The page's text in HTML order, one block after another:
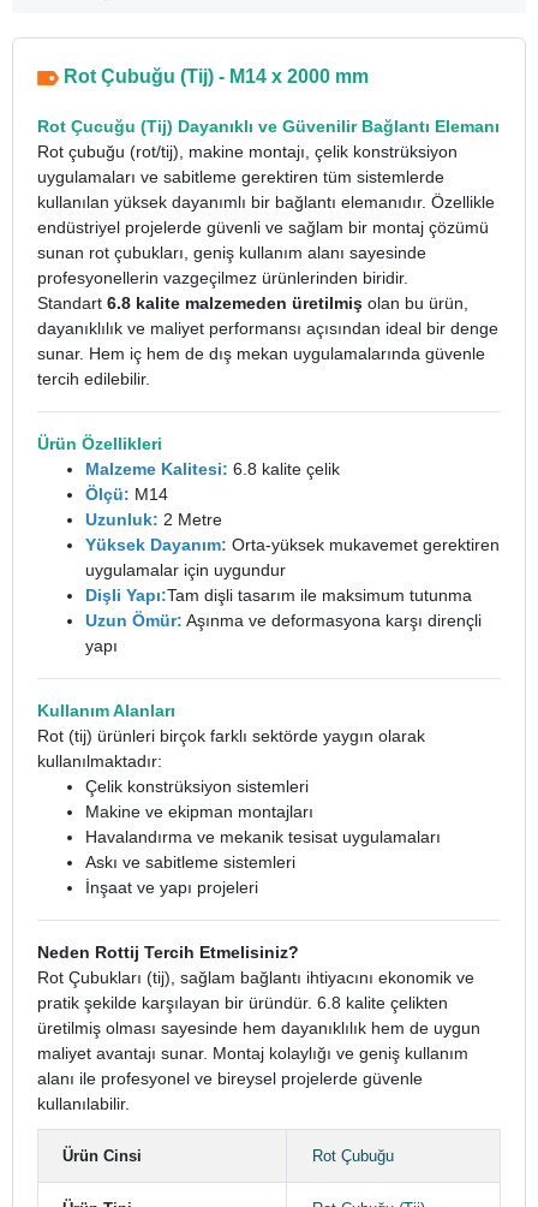
Rot Çubuğu (Tij) - M14 x 2000 mm
Rot Çucuğu (Tij) Dayanıklı ve Güvenilir Bağlantı Elemanı
Rot çubuğu (rot/tij), makine montajı, çelik konstrüksiyon
uygulamaları ve sabitleme gerektiren tüm sistemlerde
kullanılan yüksek dayanımlı bir bağlantı elemanıdır. Özellikle
endüstriyel projelerde güvenli ve sağlam bir montaj çözümü
sunan rot çubukları, geniş kullanım alanı sayesinde
profesyonellerin vazgeçilmez ürünlerinden biridir.
Standart 6.8 kalite malzemeden üretilmiş olan bu ürün,
dayanıklılık ve maliyet performansı açısından ideal bir denge
sunar. Hem iç hem de dış mekan uygulamalarında güvenle
tercih edilebilir.
Ürün Özellikleri
Malzeme Kalitesi: 6.8 kalite çelik
Ölçü: M14
Uzunluk: 2 Metre
Yüksek Dayanım: Orta-yüksek mukavemet gerektiren
uygulamalar için uygundur
Dişli Yapı:Tam dişli tasarım ile maksimum tutunma
Uzun Ömür: Aşınma ve deformasyona karşı dirençli
yapı
Kullanım Alanları
Rot (tij) ürünleri birçok farklı sektörde yaygın olarak
kullanılmaktadır:
Çelik konstrüksiyon sistemleri
Makine ve ekipman montajları
Havalandırma ve mekanik tesisat uygulamaları
Askı ve sabitleme sistemleri
İnşaat ve yapı projeleri
Neden Rottij Tercih Etmelisiniz?
Rot Çubukları (tij), sağlam bağlantı ihtiyacını ekonomik ve
pratik şekilde karşılayan bir üründür. 6.8 kalite çelikten
üretilmiş olması sayesinde hem dayanıklılık hem de uygun
maliyet avantajı sunar. Montaj kolaylığı ve geniş kullanım
alanı ile profesyonel ve bireysel projelerde güvenle
kullanılabilir.
Ürün Cinsi Rot Çubuğu